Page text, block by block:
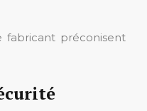
préconisent